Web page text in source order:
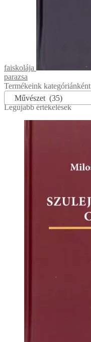
faiskolája
parazsa
Termékeink kategóriánként
Művészet (35)
Legújabb értékelések